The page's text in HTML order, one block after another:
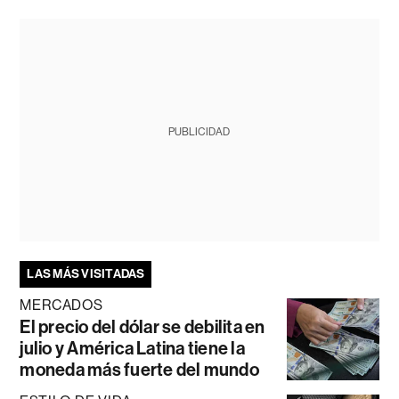
PUBLICIDAD
LAS MÁS VISITADAS
MERCADOS
El precio del dólar se debilita en
julio y América Latina tiene la
moneda más fuerte del mundo